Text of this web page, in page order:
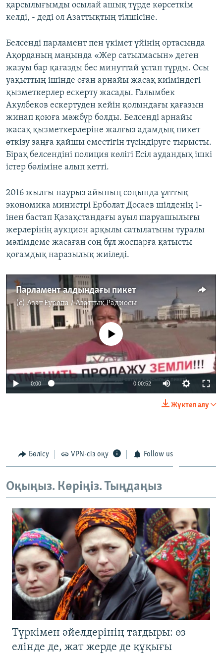
қарсылығымды осылай ашық түрде көрсеткім
келді, - деді ол Азаттықтың тілшісіне.
Белсенді парламент пен үкімет үйінің ортасында
Ақорданың маңында «Жер сатылмасын» деген
жазуы бар қағазды бес минуттай ұстап тұрды. Осы
уақыттың ішінде оған арнайы жасақ киіміндегі
қызметкерлер ескерту жасады. Ғалымбек
Акулбеков ескертуден кейін қолындағы қағазын
жинап қоюға мәжбүр болды. Белсенді арнайы
жасақ қызметкерлеріне жалғыз адамдық пикет
өткізу заңға қайшы еместігін түсіндіруге тырысты.
Бірақ белсендіні полиция көлігі Есіл аудандық ішкі
істер бөліміне алып кетті.
2016 жылғы наурыз айының соңында ұлттық
экономика министрі Ерболат Досаев шілденің 1-
інен бастап Қазақстандағы ауыл шаруашылығы
жерлерінің аукцион арқылы сатылатыны туралы
мәлімдеме жасаған соң бұл жоспарға қатысты
қоғамдық наразылық жиіледі.
Парламент алдындағы пикет
(c) Азат Еуропа / Азаттық Радиосы
No media source currently available
0:00 0:00:52
Жүктеп алу
Бөлісу VPN-сіз оқу Follow us
Оқыңыз. Көріңіз. Тыңдаңыз
Түркімен әйелдерінің тағдыры: өз
елінде де, жат жерде де құқығы